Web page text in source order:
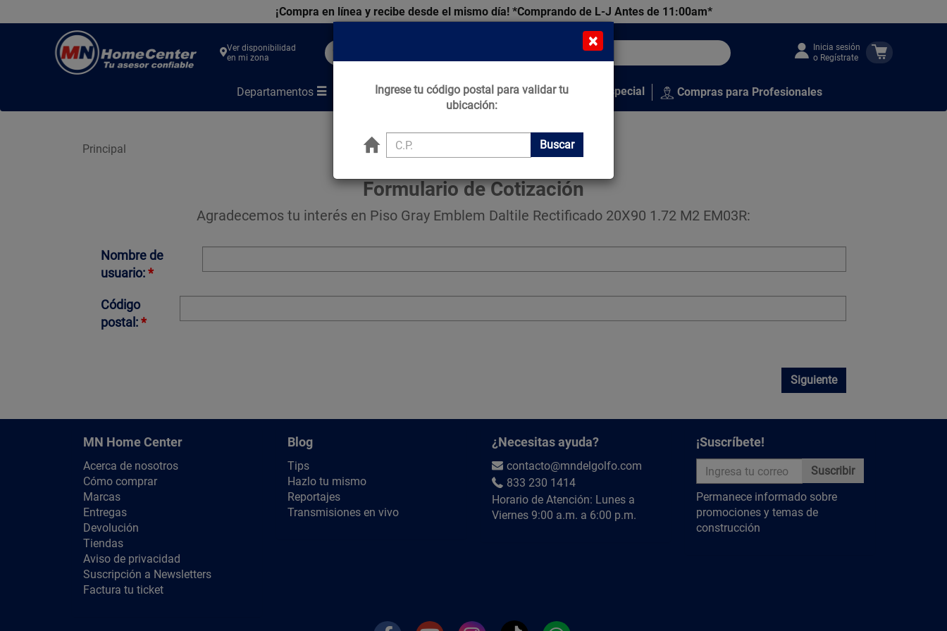
¡Compra en línea y recibe desde el mismo día! *Comprando de L-J Antes de 11:00am*
Center
Ver disponibilidad
en mi zona
Inicia sesión
o Regístrate
Departamentos Marcas Tips que Construyen Venta Especial Compras para Profesionales
Principal
Formulario de Cotización
Agradecemos tu interés en Piso Gray Emblem Daltile Rectificado 20X90 1.72 M2 EM03R:
Nombre de
usuario:*
Código
postal:*
Siguiente
MN Home Center
Acerca de nosotros
Cómo comprar
Marcas
Entregas
Devolución
Tiendas
Aviso de privacidad
Suscripción a Newsletters
Factura tu ticket
Blog
Tips
Hazlo tu mismo
Reportajes
Transmisiones en vivo
¿Necesitas ayuda?
contacto@mndelgolfo.com
833 230 1414
Horario de Atención: Lunes a
Viernes 9:00 a.m. a 6:00 p.m.
¡Suscríbete!
Suscribir
Permanece informado sobre
promociones y temas de
construcción
×
Ingrese tu código postal para validar tu
ubicación:
Buscar